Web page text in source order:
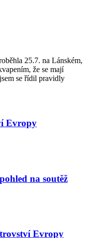
25.7. na Lánském,
že se mají
se řídil pravidly
Evropy
na soutěž
Evropy